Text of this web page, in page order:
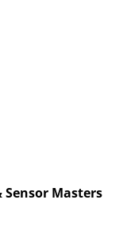
Sensor Masters